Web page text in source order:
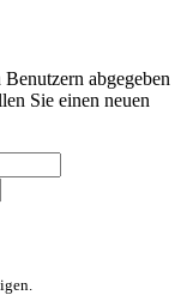
abgegeben
Sie einen neuen